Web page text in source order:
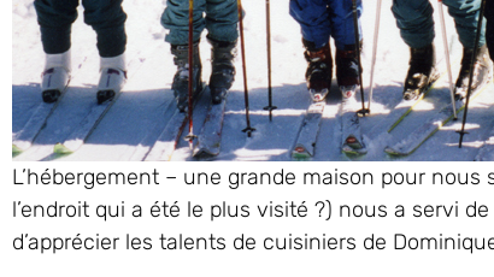
L’hébergement – une grande maison pour
l’endroit qui a été le plus visité ?) nous a servi
d’apprécier les talents de cuisiniers de